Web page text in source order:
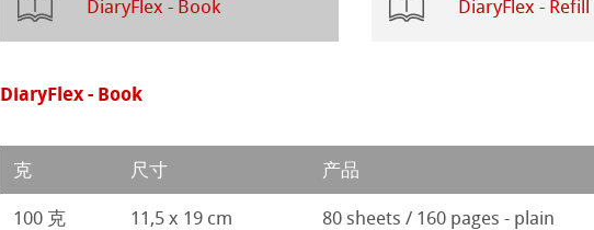
Paintings 2017
DiaryFlex - Book DiaryFlex - Refill
DiaryFlex - Book
克 尺寸 产品
100 克 11,5 x 19 cm 80 sheets / 160 pages - plain